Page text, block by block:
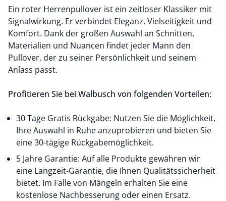
Ein roter Herrenpullover ist ein zeitloser Klassiker mit
Signalwirkung. Er verbindet Eleganz, Vielseitigkeit und
Komfort. Dank der großen Auswahl an Schnitten,
Materialien und Nuancen findet jeder Mann den
Pullover, der zu seiner Persönlichkeit und seinem
Anlass passt.
Profitieren Sie bei Walbusch von folgenden Vorteilen:
30 Tage Gratis Rückgabe: Nutzen Sie die Möglichkeit,
Ihre Auswahl in Ruhe anzuprobieren und bieten Sie
eine 30-tägige Rückgabemöglichkeit.
5 Jahre Garantie: Auf alle Produkte gewähren wir
eine Langzeit-Garantie, die Ihnen Qualitätssicherheit
bietet. Im Falle von Mängeln erhalten Sie eine
kostenlose Nachbesserung oder einen Ersatz.